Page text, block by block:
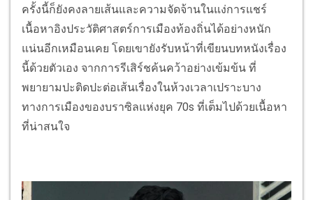
ครั้งนี้ก็ยังคงลายเส้นและความจัดจ้านในแง่การแชร์
เนื้อหาอิงประวัติศาสตร์การเมืองท้องถิ่นได้อย่างหนัก
แน่นอีกเหมือนเคย โดยเขายังรับหน้าที่เขียนบทหนังเรื่อง
นี้ด้วยตัวเอง จากการรีเสิร์ชค้นคว้าอย่างเข้มข้น ที่
พยายามปะติดปะต่อเส้นเรื่องในห้วงเวลาเปราะบาง
ทางการเมืองของบราซิลแห่งยุค 70s ที่เต็มไปด้วยเนื้อหา
ที่น่าสนใจ